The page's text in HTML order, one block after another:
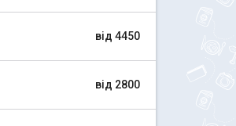
від 4450
від 2800